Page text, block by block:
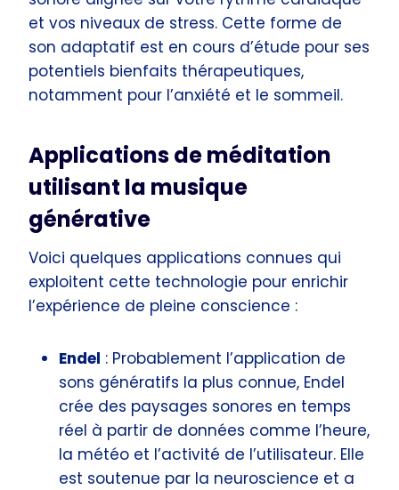
et vos niveaux de stress. Cette forme de
son adaptatif est en cours d’étude pour ses
potentiels bienfaits thérapeutiques,
notamment pour l’anxiété et le sommeil.
Applications de méditation
utilisant la musique
générative
Voici quelques applications connues qui
exploitent cette technologie pour enrichir
l’expérience de pleine conscience :
Endel : Probablement l’application de
sons génératifs la plus connue, Endel
crée des paysages sonores en temps
réel à partir de données comme l’heure,
la météo et l’activité de l’utilisateur. Elle
est soutenue par la neuroscience et a